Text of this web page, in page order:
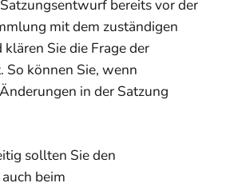
bereits vor der
mit dem zuständigen
Sie die Frage der
So können Sie, wenn
in der Satzung
sollten Sie den
beim